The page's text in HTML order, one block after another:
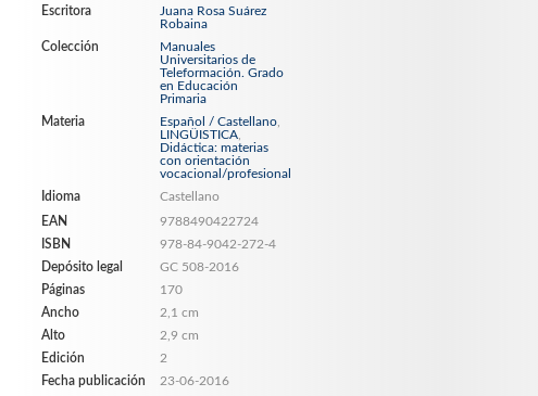
Escritora
Juana Rosa Suárez
Robaina
Colección
Manuales
Universitarios de
Teleformación. Grado
en Educación
Primaria
Materia
Español / Castellano
LINGÜISTICA
Didáctica: materias
con orientación
vocacional/profesional
Idioma
Castellano
EAN
9788490422724
ISBN
978-84-9042-272-4
Depósito legal
GC 508-2016
Páginas
170
Ancho
2,1 cm
Alto
2,9 cm
Edición
2
Fecha publicación
23-06-2016